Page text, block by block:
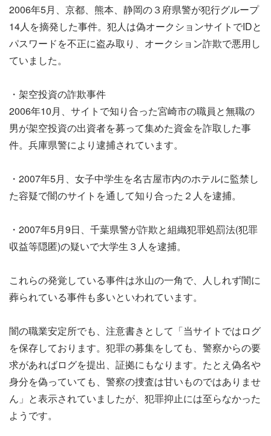
2006年5月、京都、熊本、静岡の３府県警が犯行グループ
14人を摘発した事件。犯人は偽オークションサイトでIDと
パスワードを不正に盗み取り、オークション詐欺で悪用し
ていました。
・架空投資の詐欺事件
2006年10月、サイトで知り合った宮崎市の職員と無職の
男が架空投資の出資者を募って集めた資金を詐取した事
件。兵庫県警により逮捕されています。
・2007年5月、女子中学生を名古屋市内のホテルに監禁し
た容疑で闇のサイトを通して知り合った２人を逮捕。
・2007年5月9日、千葉県警が詐欺と組織犯罪処罰法(犯罪
収益等隠匿)の疑いで大学生３人を逮捕。
これらの発覚している事件は氷山の一角で、人しれず闇に
葬られている事件も多いといわれています。
闇の職業安定所でも、注意書きとして「当サイトではログ
を保存しております。犯罪の募集をしても、警察からの要
求があればログを提出、証拠にもなります。たとえ偽名や
身分を偽っていても、警察の捜査は甘いものではありませ
ん」と表示されていましたが、犯罪抑止には至らなかった
ようです。